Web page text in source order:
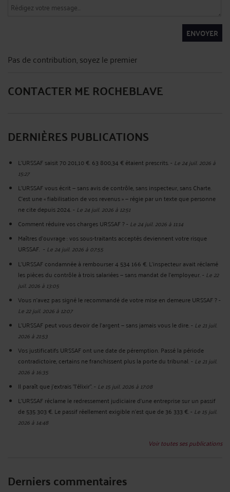
ENVOYER
Pas de contribution, soyez le premier
CONTACTER ME ROCHEBLAVE
DERNIÈRES PUBLICATIONS
L'URSSAF saisit 70 201,10 €. 63 800,34 € étaient prescrits.- Le 24 juil. 2026 à
15:27
L'URSSAF vous écrit — sans avis de contrôle, sans inspecteur, sans Charte.
C'est une « fiabilisation de vos revenus » — régie par un texte que personne
ne cite depuis 2024.- Le 24 juil. 2026 à 12:51
Comment réduire vos charges URSSAF ?- Le 24 juil. 2026 à 11:14
Maîtres d'ouvrage : vos sous-traitants acceptés deviennent votre risque
URSSAF. - Le 24 juil. 2026 à 07:55
L'URSSAF condamnée à rembourser 4 534 166 €. L'inspecteur avait réclamé
les pièces du contrôle à trois salariées — sans mandat de l'employeur.- Le 22
juil. 2026 à 13:05
Vous n'avez pas signé le recommandé de votre mise en demeure URSSAF ?-
Le 22 juil. 2026 à 12:07
L’URSSAF peut vous devoir de l’argent — sans jamais vous le dire.- Le 21 juil.
2026 à 21:53
Vos justificatifs URSSAF ont une date de péremption. Passé la période
contradictoire, certains ne franchissent plus la porte du tribunal.- Le 21 juil.
2026 à 16:35
Il paraît que j'extrais "l'élixir".- Le 15 juil. 2026 à 17:08
L'URSSAF réclame le redressement judiciaire d'une entreprise sur un passif
de 535 303 €. Le passif réellement exigible n'est que de 36 333 €.- Le 15 juil.
2026 à 14:48
Voir toutes ses publications
Derniers commentaires